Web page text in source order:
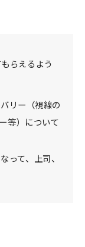
らえるよう
リー（視線の
等）について
って、上司、